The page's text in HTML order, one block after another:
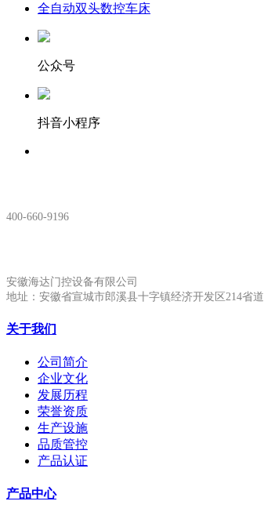
全自动双头数控车床
公众号
抖音小程序
400-660-9196
安徽海达门控设备有限公司
地址：安徽省宣城市郎溪县十字镇经济开发区214省道
关于我们
公司简介
企业文化
发展历程
荣誉资质
生产设施
品质管控
产品认证
产品中心